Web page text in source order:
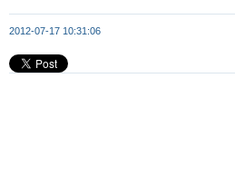
2012-07-17 10:31:06